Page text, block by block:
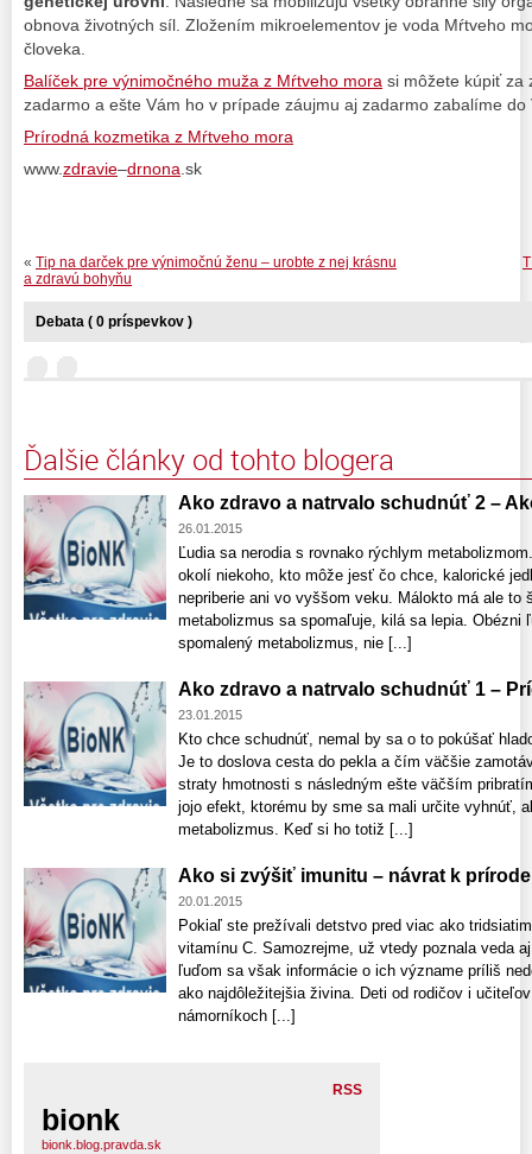
obnova životných síl. Zložením mikroelementov je voda Mŕtveho
človeka.
Balíček pre výnimočného muža z Mŕtveho mora si môžete kúpiť za
zadarmo a ešte Vám ho v prípade záujmu aj zadarmo zabalíme do
Prírodná kozmetika z Mŕtveho mora
www.zdravie–drnona .sk
« Tip na darček pre výnimočnú ženu – urobte z nej krásnu
a zdravú bohyňu
Debata ( 0 príspevkov )
Ďalšie články od tohto blogera
Ako zdravo a natrvalo schudnúť 2 –
26.01.2015
Ľudia sa nerodia s rovnako rýchlym
okolí niekoho, kto môže jesť čo chce, kalorické
nepriberie ani vo vyššom veku. Málokto má ale
metabolizmus sa spomaľuje, kilá sa lepia. Obézni
spomalený metabolizmus, nie [...]
Ako zdravo a natrvalo schudnúť 1 –
23.01.2015
Kto chce schudnúť, nemal by sa o to pokúšať
Je to doslova cesta do pekla a čím väčšie
straty hmotnosti s následným ešte väčším
jojo efekt, ktorému by sme sa mali určite vyhnúť,
metabolizmus. Keď si ho totiž [...]
Ako si zvýšiť imunitu – návrat k
20.01.2015
Pokiaľ ste prežívali detstvo pred viac ako
vitamínu C. Samozrejme, už vtedy poznala veda
ľuďom sa však informácie o ich význame príliš
ako najdôležitejšia živina. Deti od rodičov i
námorníkoch [...]
RSS
bionk
bionk.blog.pravda.sk